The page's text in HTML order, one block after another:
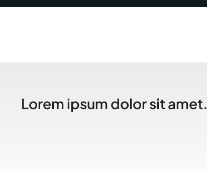
Lorem ipsum dolor sit amet.